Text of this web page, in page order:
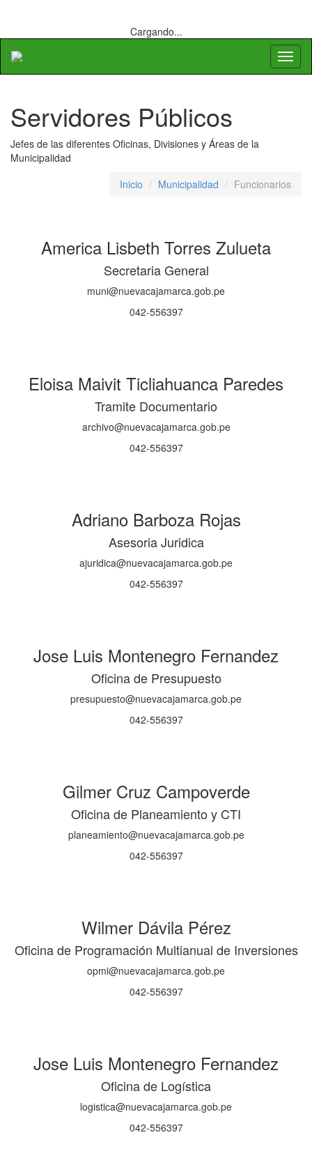
Cargando...
Servidores Públicos
Jefes de las diferentes Oficinas, Divisiones y Áreas de la
Municipalidad
Inicio
Municipalidad Funcionarios
America Lisbeth Torres Zulueta
Secretaria General
muni@nuevacajamarca.gob.pe
042-556397
Eloisa Maivit Ticliahuanca Paredes
Tramite Documentario
archivo@nuevacajamarca.gob.pe
042-556397
Adriano Barboza Rojas
Asesoria Juridica
ajuridica@nuevacajamarca.gob.pe
042-556397
Jose Luis Montenegro Fernandez
Oficina de Presupuesto
presupuesto@nuevacajamarca.gob.pe
042-556397
Gilmer Cruz Campoverde
Oficina de Planeamiento y CTI
planeamiento@nuevacajamarca.gob.pe
042-556397
Wilmer Dávila Pérez
Oficina de Programación Multianual de Inversiones
opmi@nuevacajamarca.gob.pe
042-556397
Jose Luis Montenegro Fernandez
Oficina de Logística
logistica@nuevacajamarca.gob.pe
042-556397